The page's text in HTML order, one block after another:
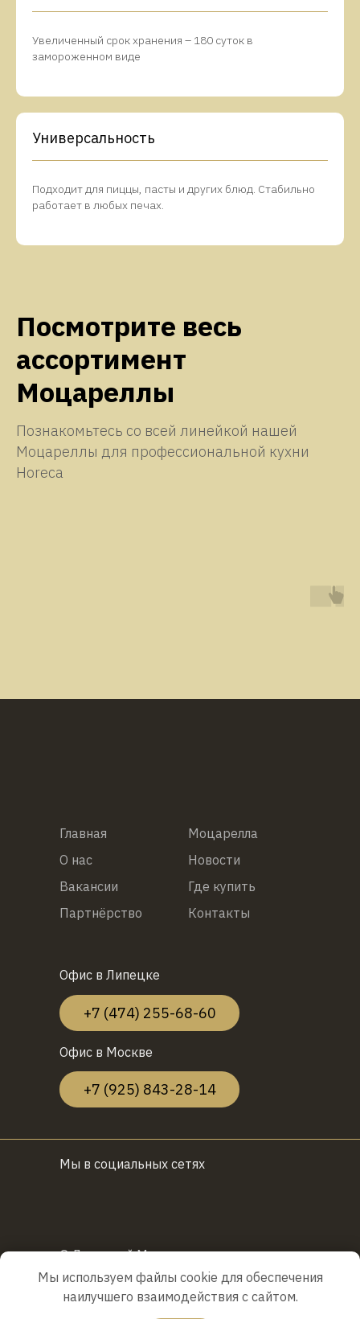
Увеличенный срок хранения – 180 суток в
замороженном виде
Универсальность
Подходит для пиццы, пасты и других блюд. Стабильно
работает в любых печах.
Посмотрите весь
ассортимент
Моцареллы
Познакомьтесь со всей линейкой нашей
Моцареллы для профессиональной кухни
Horeca
Мы используем файлы cookie для обеспечения
наилучшего взаимодействия с сайтом.
Мы в социальных сетях
Офис в Москве
Офис в Липецке
© Липецкий Маслосырзавод
Политика конфиденциальности
Партнёрство
Вакансии
О нас
Главная
+7 (474) 255-68-60
+7 (925) 843-28-14
Контакты
Где купить
Новости
Моцарелла